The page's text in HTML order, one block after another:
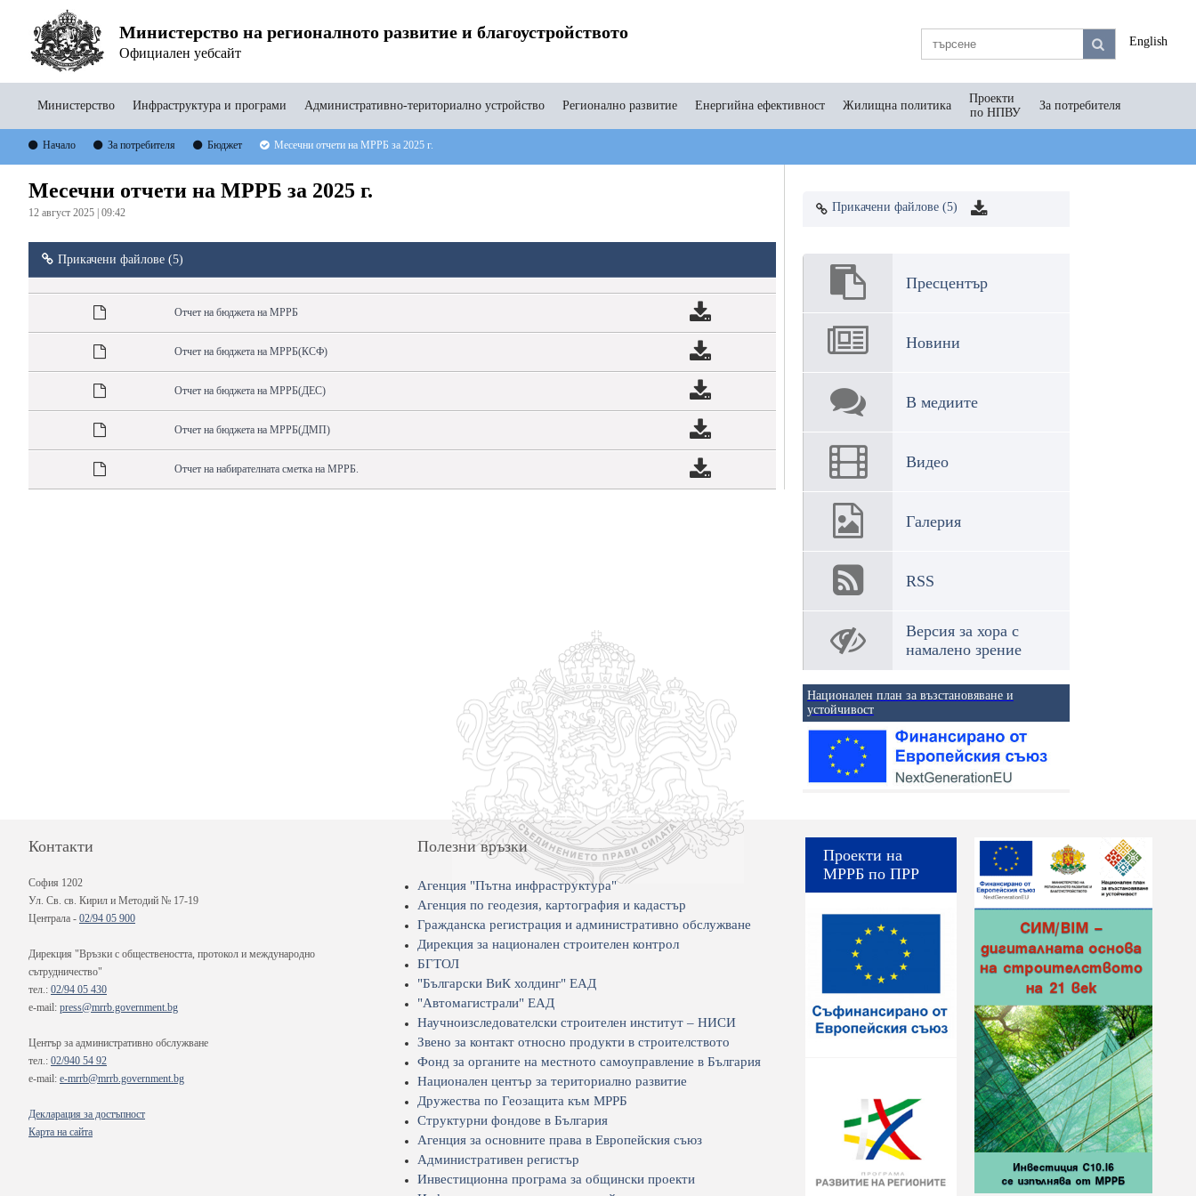
Министерство на регионалното развитие и благоустройството
Официален уебсайт
English
Министерство Инфраструктура и програми Административно-териториално устройство Регионално развитие Енергийна ефективност Жилищна политика
Проекти
по НПВУ
За потребителя
Начало За потребителя Бюджет Месечни отчети на МРРБ за 2025 г.
Месечни отчети на МРРБ за 2025 г.
12 август 2025 | 09:42
Прикачени файлове (5)
Отчет на бюджета на МРРБ
Отчет на бюджета на МРРБ(КСФ)
Отчет на бюджета на МРРБ(ДЕС)
Отчет на бюджета на МРРБ(ДМП)
Отчет на набирателната сметка на МРРБ.
Прикачени файлове (5)
Пресцентър
Новини
В медиите
Видео
Галерия
RSS
Версия за хора с
намалено зрение
Национален план за възстановяване и
устойчивост
Контакти
София 1202
Ул. Св. св. Кирил и Методий № 17-19
Централа - 02/94 05 900
Дирекция "Връзки с обществеността, протокол и международно
сътрудничество"
тел.: 02/94 05 430
e-mail: press@mrrb.government.bg
Център за административно обслужване
тел.: 02/940 54 92
e-mail: e-mrrb@mrrb.government.bg
Декларация за достъпност
Карта на сайта
Полезни връзки
Агенция "Пътна инфраструктура"
Агенция по геодезия, картография и кадастър
Гражданска регистрация и административно обслужване
Дирекция за национален строителен контрол
БГТОЛ
"Български ВиК холдинг" ЕАД
"Автомагистрали" ЕАД
Научноизследователски строителен институт – НИСИ
Звено за контакт относно продукти в строителството
Фонд за органите на местното самоуправление в България
Национален център за териториално развитие
Дружества по Геозащита към МРРБ
Структурни фондове в България
Агенция за основните права в Европейския съюз
Административен регистър
Инвестиционна програма за общински проекти
Проекти на
МРРБ по ПРР